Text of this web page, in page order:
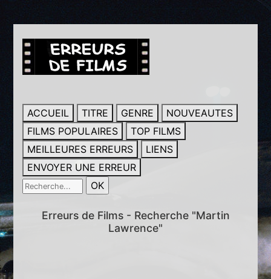
ACCUEIL TITRE GENRE
NOUVEAUTES
FILMS POPULAIRES
TOP FILMS
MEILLEURES ERREURS
LIENS
ENVOYER UNE ERREUR
Erreurs de Films - Recherche "Martin
Lawrence"